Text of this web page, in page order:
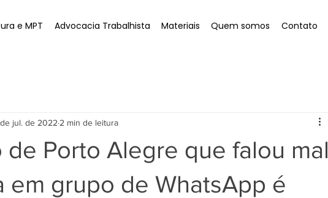
e MPT Advocacia Trabalhista Materiais Quem somos Contato
de Porto Alegre que falou mal
em grupo de WhatsApp é
jul. de 2022 2 min de leitura